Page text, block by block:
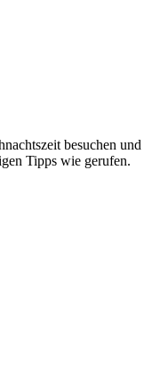
besuchen und
Tipps wie gerufen.